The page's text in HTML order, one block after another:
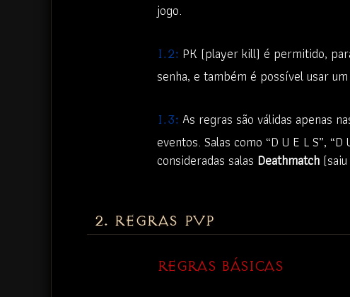
jogo.
1.2: PK (player kill) é permitido,
senha, e também é possível usar
1.3: As regras são válidas apenas
eventos. Salas como “D U E L S”,
consideradas salas Deathmatch(saiu
2. REGRAS PVP
REGRAS BÁSICAS